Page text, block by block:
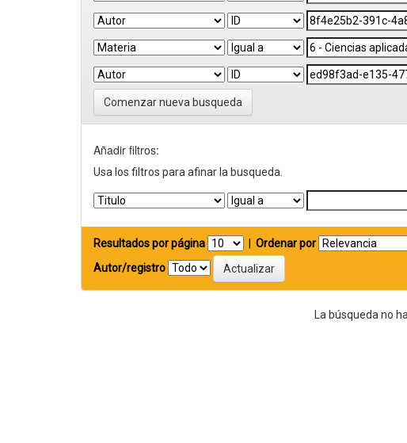
Comenzar nueva busqueda
Añadir filtros:
Usa los filtros para afinar la busqueda.
Resultados por página Ordenar por
Autor/registro
La búsqueda no